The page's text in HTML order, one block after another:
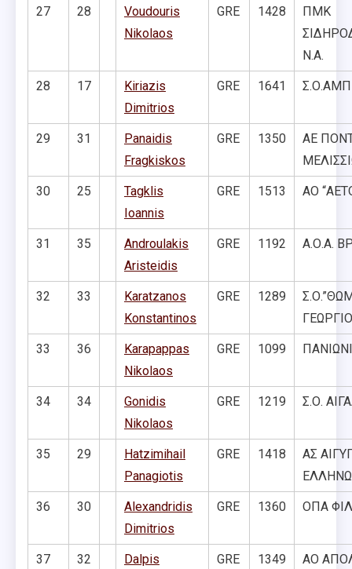
27 28
Voudouris
Nikolaos
GRE 1428
ΠΜΚ
Ν.Α.
28 17
Kiriazis
Dimitrios
GRE 1641
29 31
Panaidis
Fragkiskos
GRE 1350
ΑΕ
30 25
Tagklis
Ioannis
GRE 1513 ΑΟ
31 35
Androulakis
Aristeidis
GRE 1192 Α.Ο.Α.
32 33
Karatzanos
Konstantinos
GRE 1289
33 36
Karapappas
Nikolaos
GRE 1099
34 34
Gonidis
Nikolaos
GRE 1219 Σ.Ο.
35 29
Hatzimihail
Panagiotis
GRE 1418
ΑΣ
36 30
Alexandridis
Dimitrios
GRE 1360 ΟΠΑ
37 32
Dalpis
GRE 1349
ΑΟ